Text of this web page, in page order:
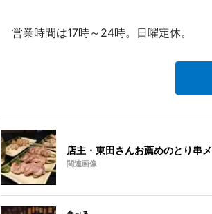
営業時間は17時～24時。日曜定休。
店主・東田さんお薦めのとり串
関連画像